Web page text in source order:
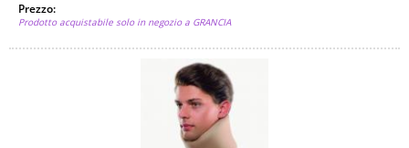
Prezzo:
Prodotto acquistabile solo in negozio a GRANCIA